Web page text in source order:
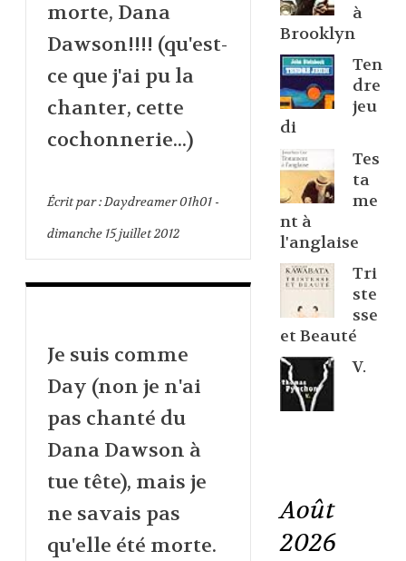
morte, Dana
Dawson!!!! (qu'est-
ce que j'ai pu la
chanter, cette
cochonnerie...)
Écrit par :Daydreamer01h01-
dimanche 15juillet 2012
Je suis comme
Day (non je n'ai
pas chanté du
Dana Dawson à
tue tête), mais je
ne savais pas
qu'elle été morte.
à
Brooklyn
Ten
dre
jeu
di
Tes
ta
me
nt à
l'anglaise
Tri
ste
sse
et Beauté
V.
Août
2026